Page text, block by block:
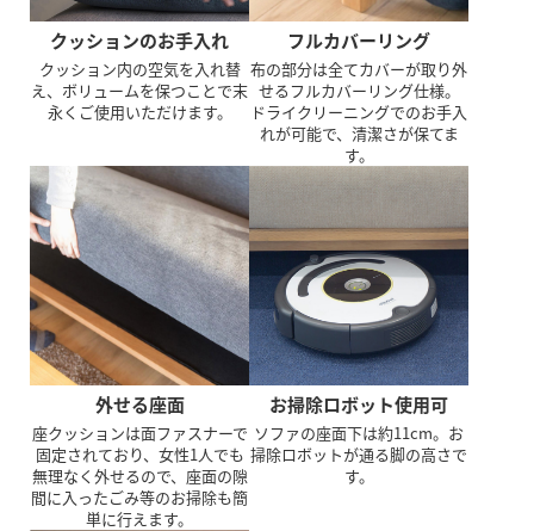
クッションのお手入れ
クッション内の空気を入れ替
え、ボリュームを保つことで末
永くご使用いただけます。
フルカバーリング
布の部分は全てカバーが取り外
せるフルカバーリング仕様。
ドライクリーニングでのお手入
れが可能で、清潔さが保てま
す。
外せる座面
座クッションは面ファスナーで
固定されており、女性1人でも
無理なく外せるので、座面の隙
間に入ったごみ等のお掃除も簡
単に行えます。
お掃除ロボット使用可
ソファの座面下は約11cm。お
掃除ロボットが通る脚の高さで
す。